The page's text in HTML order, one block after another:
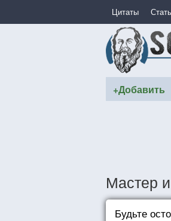
Цитаты
+Добавить
Мастер
Будьте